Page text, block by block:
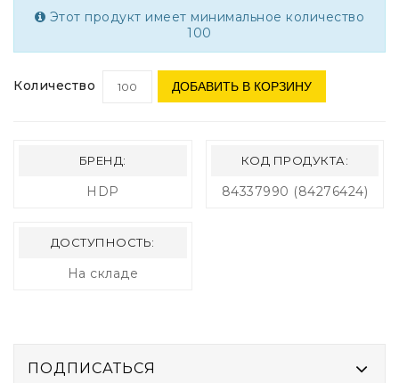
Этот продукт имеет минимальное количество
100
Количество ДОБАВИТЬ В КОРЗИНУ
БРЕНД:
HDP
КОД ПРОДУКТА:
84337990 (84276424)
ДОСТУПНОСТЬ:
На складе
ПОДПИСАТЬСЯ